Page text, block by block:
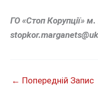
ГО «Стоп Корупції»
← Попередній Запис